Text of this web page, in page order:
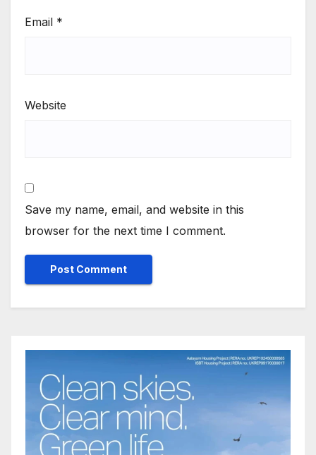
Email *
Website
Save my name, email, and website in this
browser for the next time I comment.